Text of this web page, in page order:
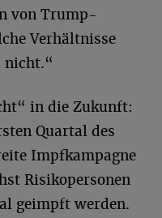
von Trump-
Verhältnisse
nicht.“
in die Zukunft:
Quartal des
Impfkampagne
Risikopersonen
geimpft werden.